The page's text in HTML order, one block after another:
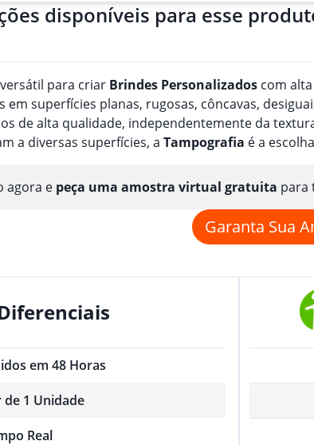
disponíveis para esse
para criar Brindes Personalizados com
superfícies planas, rugosas, côncavas,
de alta qualidade, independentemente da
a diversas superfícies, a Tampografia é a
agora e peça uma amostra virtual gratuita para
Garanta Sua
em 48 Horas
1 Unidade
Real